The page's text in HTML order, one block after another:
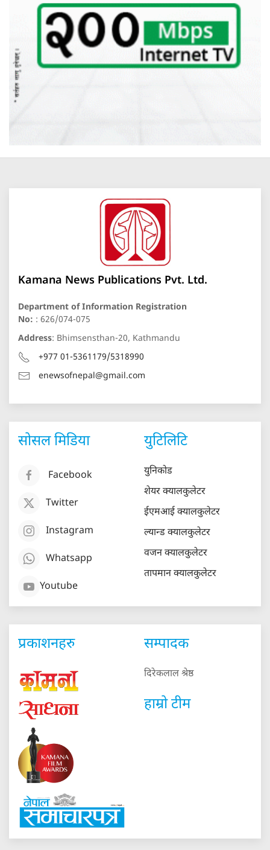
Kamana News Publications Pvt. Ltd.
Department of Information Registration
No: : 626/074-075
Address: Bhimsensthan-20, Kathmandu
+977 01-5361179/5318990
enewsofnepal@gmail.com
सोसल मिडिया
Facebook
Twitter
Instagram
Whatsapp
Youtube
युटिलिटि
युनिकोड
शेयर क्यालकुलेटर
ईएमआई क्यालकुलेटर
ल्यान्ड क्यालकुलेटर
वजन क्यालकुलेटर
तापमान क्यालकुलेटर
प्रकाशनहरु सम्पादक
दिरेकलाल श्रेष्ठ
हाम्रो टीम